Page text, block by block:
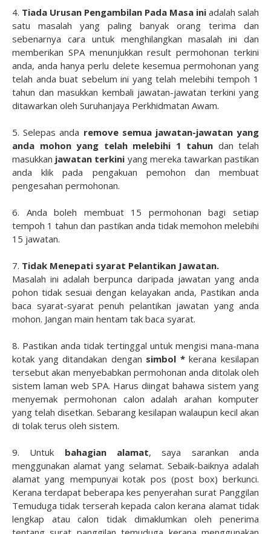
4. Tiada Urusan Pengambilan Pada Masa ini adalah salah
satu masalah yang paling banyak orang terima dan
sebenarnya cara untuk menghilangkan masalah ini dan
memberikan SPA menunjukkan result permohonan terkini
anda, anda hanya perlu delete kesemua permohonan yang
telah anda buat sebelum ini yang telah melebihi tempoh 1
tahun dan masukkan kembali jawatan-jawatan terkini yang
ditawarkan oleh Suruhanjaya Perkhidmatan Awam.
5. Selepas anda remove semua jawatan-jawatan yang
anda mohon yang telah melebihi 1 tahun dan telah
masukkan jawatan terkini yang mereka tawarkan pastikan
anda klik pada pengakuan pemohon dan membuat
pengesahan permohonan.
6. Anda boleh membuat 15 permohonan bagi setiap
tempoh 1 tahun dan pastikan anda tidak memohon melebihi
15 jawatan.
7. Tidak Menepati syarat Pelantikan Jawatan.
Masalah ini adalah berpunca daripada jawatan yang anda
pohon tidak sesuai dengan kelayakan anda, Pastikan anda
baca syarat-syarat penuh pelantikan jawatan yang anda
mohon. Jangan main hentam tak baca syarat.
8. Pastikan anda tidak tertinggal untuk mengisi mana-mana
kotak yang ditandakan dengan simbol *kerana kesilapan
tersebut akan menyebabkan permohonan anda ditolak oleh
sistem laman web SPA. Harus diingat bahawa sistem yang
menyemak permohonan calon adalah arahan komputer
yang telah disetkan. Sebarang kesilapan walaupun kecil akan
di tolak terus oleh sistem.
9. Untuk bahagian alamat, saya sarankan anda
menggunakan alamat yang selamat. Sebaik-baiknya adalah
alamat yang mempunyai kotak pos (post box) berkunci.
Kerana terdapat beberapa kes penyerahan surat Panggilan
Temuduga tidak terserah kepada calon kerana alamat tidak
lengkap atau calon tidak dimaklumkan oleh penerima